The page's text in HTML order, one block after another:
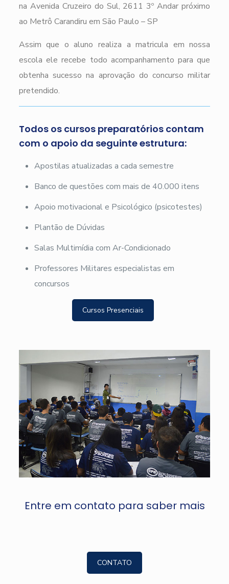
na Avenida Cruzeiro do Sul, 2611 3º Andar próximo
ao Metrô Carandiru em São Paulo – SP
Assim que o aluno realiza a matricula em nossa
escola ele recebe todo acompanhamento para que
obtenha sucesso na aprovação do concurso militar
pretendido.
Todos os cursos preparatórios contam
com o apoio da seguinte estrutura:
Apostilas atualizadas a cada semestre
Banco de questões com mais de 40.000 itens
Apoio motivacional e Psicológico (psicotestes)
Plantão de Dúvidas
Salas Multimídia com Ar-Condicionado
Professores Militares especialistas em
concursos
Cursos Presenciais
Entre em contato para saber mais
CONTATO